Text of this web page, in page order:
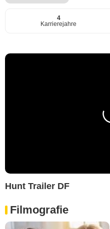
4
Karrierejahre
Hunt Trailer DF
Filmografie